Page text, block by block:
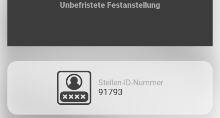
Unbefristete Festanstellung
Stellen-ID-Nummer
91793